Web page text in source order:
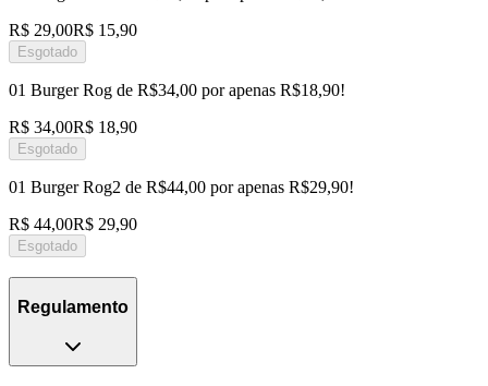
R$ 29,00R$ 15,90
Esgotado
01 Burger Rog de R$34,00 por apenas R$18,90!
R$ 34,00R$ 18,90
Esgotado
01 Burger Rog2 de R$44,00 por apenas R$29,90!
R$ 44,00R$ 29,90
Esgotado
Regulamento